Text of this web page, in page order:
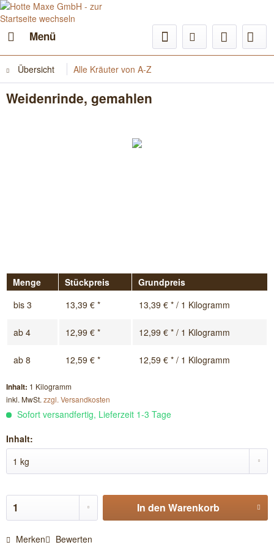
Menü
Übersicht Alle Kräuter von A-Z
Weidenrinde, gemahlen
Menge Stückpreis
Grundpreis
bis 3 13,39 € * 13,39 € * / 1 Kilogramm
ab 4 12,99 € * 12,99 € * / 1 Kilogramm
ab 8 12,59 € * 12,59 € * / 1 Kilogramm
Inhalt: 1 Kilogramm
inkl. MwSt. zzgl. Versandkosten
Sofort versandfertig, Lieferzeit 1-3 Tage
Inhalt:
In den Warenkorb
Merken Bewerten